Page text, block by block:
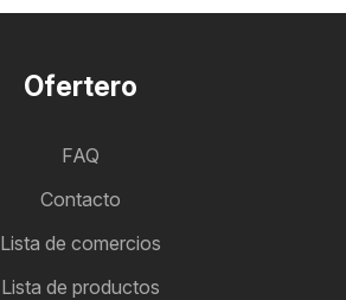
Ofertero
FAQ
Contacto
Lista de comercios
Lista de productos